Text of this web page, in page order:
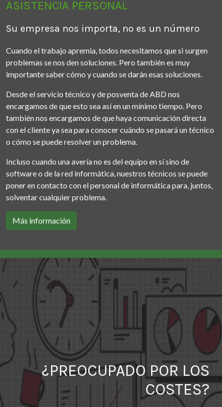
ASISTENCIA PERSONAL
Su empresa nos importa, no es un número
Cuando el trabajo apremia, todos necesitamos que si surgen
problemas se nos den soluciones. Pero también es muy
importante saber cómo y cuando se darán esas soluciones.
Desde el servicio técnico y de posventa de ABD nos
encargamos de que esto sea así en un mínimo tiempo. Pero
también nos encargamos de que haya comunicación directa
con el cliente ya sea para conocer cuándo se pasará un técnico
o cómo se puede resolver un problema.
Incluso cuando una avería no es del equipo en sí sino de
software o de la red informática, nuestros técnicos se puede
poner en contacto con el personal de informática para, juntos,
solventar cualquier problema.
Más información
¿PREOCUPADO POR LOS
COSTES?